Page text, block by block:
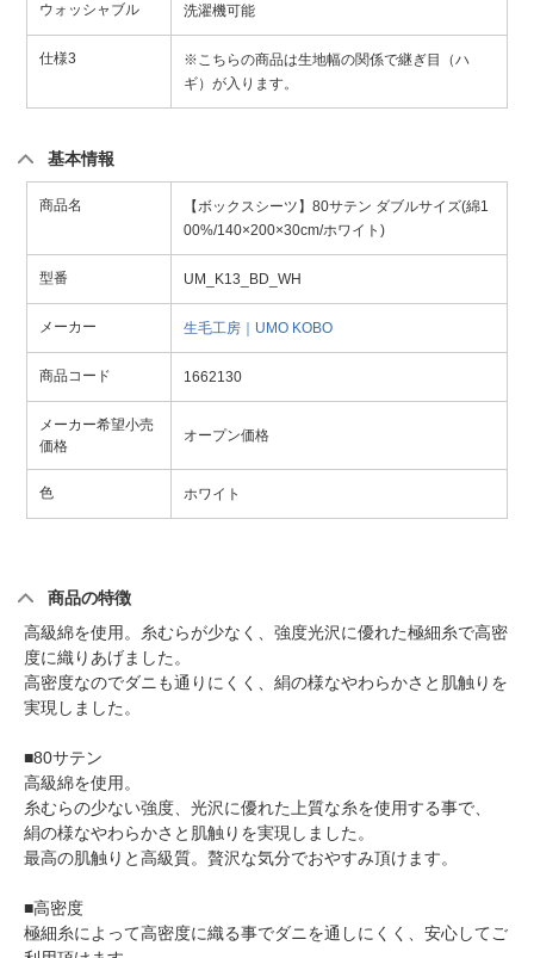
ウォッシャブル 洗濯機可能
仕様3
※こちらの商品は生地幅の関係で継ぎ目（ハ
ギ）が入ります。
基本情報
商品名
【ボックスシーツ】80サテン ダブルサイズ(綿1
00%/140×200×30cm/ホワイト)
型番 UM_K13_BD_WH
メーカー 生毛工房｜UMO KOBO
商品コード 1662130
メーカー希望小売
価格
オープン価格
色 ホワイト
商品の特徴
高級綿を使用。糸むらが少なく、強度光沢に優れた極細糸で高密
度に織りあげました。
高密度なのでダニも通りにくく、絹の様なやわらかさと肌触りを
実現しました。
■80サテン
高級綿を使用。
糸むらの少ない強度、光沢に優れた上質な糸を使用する事で、
絹の様なやわらかさと肌触りを実現しました。
最高の肌触りと高級質。贅沢な気分でおやすみ頂けます。
■高密度
極細糸によって高密度に織る事でダニを通しにくく、安心してご